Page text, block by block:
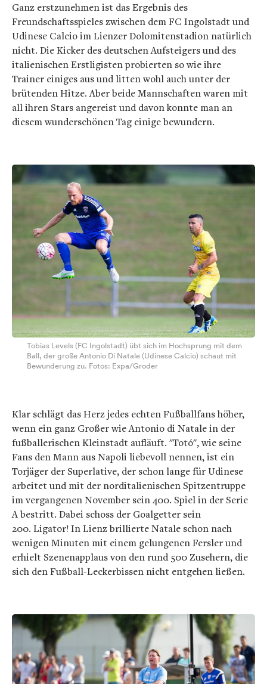
Ganz erstzunehmen ist das Ergebnis des
Freundschaftsspieles zwischen dem FC Ingolstadt und
Udinese Calcio im Lienzer Dolomitenstadion natürlich
nicht. Die Kicker des deutschen Aufsteigers und des
italienischen Erstligisten probierten so wie ihre
Trainer einiges aus und litten wohl auch unter der
brütenden Hitze. Aber beide Mannschaften waren mit
all ihren Stars angereist und davon konnte man an
diesem wunderschönen Tag einige bewundern.
Tobias Levels (FC Ingolstadt) übt sich im Hochsprung mit dem
Ball, der große Antonio Di Natale (Udinese Calcio) schaut mit
Bewunderung zu. Fotos: Expa/Groder
Klar schlägt das Herz jedes echten Fußballfans höher,
wenn ein ganz Großer wie Antonio di Natale in der
fußballerischen Kleinstadt aufläuft. "Totó", wie seine
Fans den Mann aus Napoli liebevoll nennen, ist ein
Torjäger der Superlative, der schon lange für Udinese
arbeitet und mit der norditalienischen Spitzentruppe
im vergangenen November sein 400. Spiel in der Serie
A bestritt. Dabei schoss der Goalgetter sein
200. Ligator! In Lienz brillierte Natale schon nach
wenigen Minuten mit einem gelungenen Fersler und
erhielt Szenenapplaus von den rund 500 Zusehern, die
sich den Fußball-Leckerbissen nicht entgehen ließen.